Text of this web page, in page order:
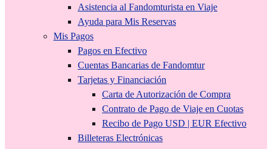
Asistencia al Fandomturista en Viaje
Ayuda para Mis Reservas
Mis Pagos
Pagos en Efectivo
Cuentas Bancarias de Fandomtur
Tarjetas y Financiación
Carta de Autorización de Compra
Contrato de Pago de Viaje en Cuotas
Recibo de Pago USD | EUR Efectivo
Billeteras Electrónicas